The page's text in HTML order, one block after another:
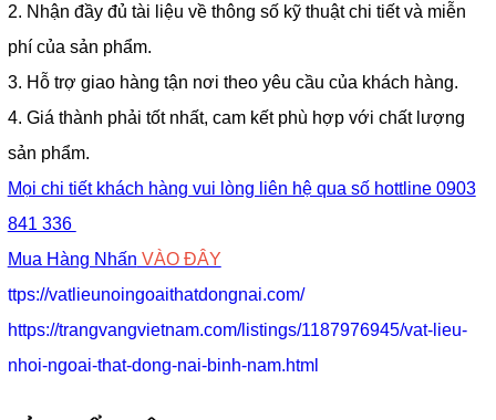
2. Nhận đầy đủ tài liệu về thông số kỹ thuật chi tiết và miễn
phí của sản phẩm.
3. Hỗ trợ giao hàng tận nơi theo yêu cầu của khách hàng.
4. Giá thành phải tốt nhất, cam kết phù hợp với chất lượng
sản phẩm.
Mọi chi tiết khách hàng vui lòng liên hệ qua số hottline 0903
841 336
Mua Hàng Nhấn VÀO ĐÂY
ttps://vatlieunoingoaithatdongnai.com/
https://trangvangvietnam.com/listings/1187976945/vat-lieu-
nhoi-ngoai-that-dong-nai-binh-nam.html